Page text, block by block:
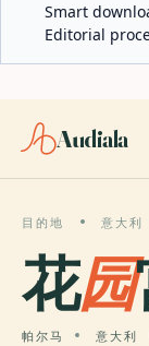
Smart
Editorial
Audiala
目的地 意大利
花园
帕尔马 意大利